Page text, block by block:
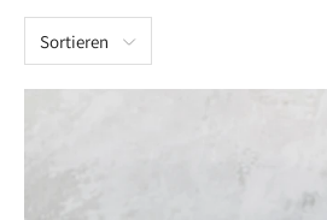
Sortieren